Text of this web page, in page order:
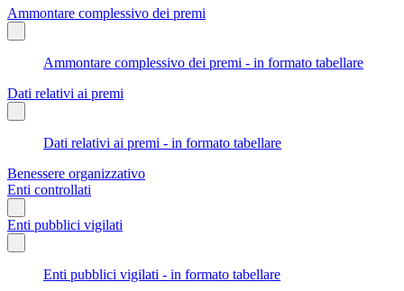
Ammontare complessivo dei premi
Ammontare complessivo dei premi - in formato tabellare
Dati relativi ai premi
Dati relativi ai premi - in formato tabellare
Benessere organizzativo
Enti controllati
Enti pubblici vigilati
Enti pubblici vigilati - in formato tabellare